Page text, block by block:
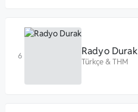
Radyo Durak
Türkçe&THM